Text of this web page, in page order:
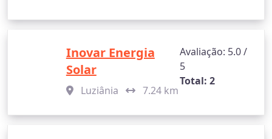
Inovar Energia
Solar
Luziânia 7.24 km
Avaliação: 5.0 /
5
Total: 2